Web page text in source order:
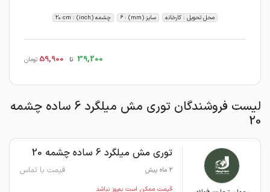
محل تحویل : کارخانه سایز (mm) : 6 چشمه (inch) : 20 cm
39,200 تا 59,900 تومان
لیست فروشندگان توری مش میلگرد 6 ساده چشمه
20
توری مش میلگرد 6 ساده چشمه 20
2 ماه پیش قیمت با تماس
قیمت ممکن است به‌روز نباشد